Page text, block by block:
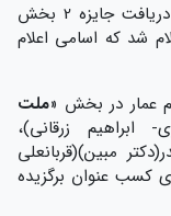
به گزارش دبیرخانه جشنواره عمار، نامزدهای دریافت جایزه 2 بخش
شد که اسامی اعلام
عمار در بخش «ملت
ابراهیم زرقانی)،
مبین)(قربانعلی
کسب عنوان برگزیده